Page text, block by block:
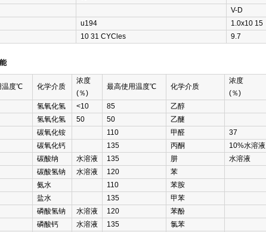
V-D
u194
1.0x10 15
10 31 CYCles 9.7
温度℃ 化学介质
浓度
(％)
最高使用温度℃ 化学介质
浓度
(％)
氢氧化氢 <10 85 乙醇
氢氧化氢 50 50 乙醚
碳氧化铵 110 甲醛 37
碳氧化钙 135 丙酮 10%水溶液
碳酸纳 水溶液 135 肼 水溶液
碳酸氢钠 水溶液 120 苯
氨水 110 苯胺
盐水 135 甲苯
磷酸氢钠 水溶液 120 苯酚
磷酸钙 水溶液 135 氯苯